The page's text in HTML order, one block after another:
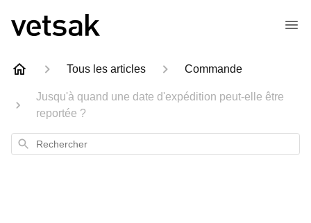
Tous les articles Commande
Jusqu'à quand une date d'expédition peut-elle être
reportée ?
Rechercher